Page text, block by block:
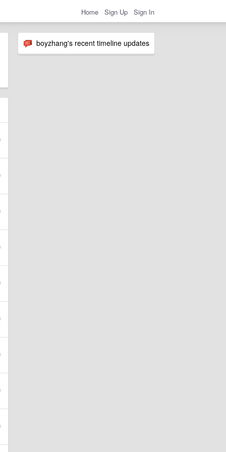
Home Sign Up Sign In
boyzhang's recent timeline updates